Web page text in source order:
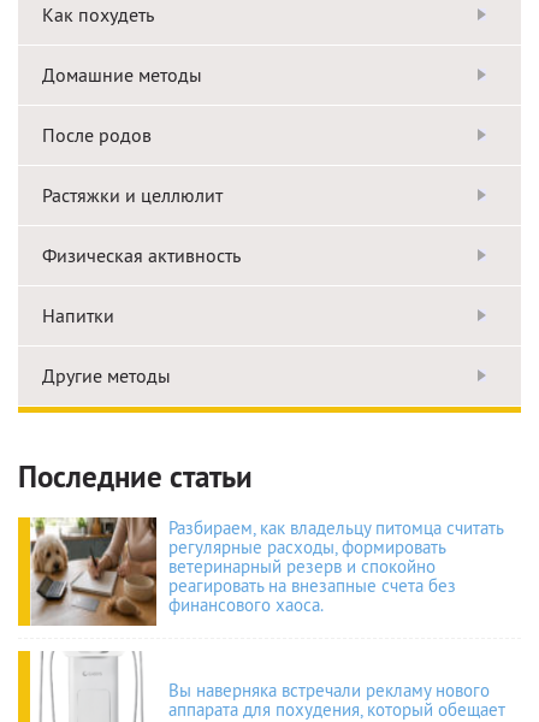
Как похудеть
Домашние методы
После родов
Растяжки и целлюлит
Физическая активность
Напитки
Другие методы
Последние статьи
Разбираем, как владельцу питомца считать
регулярные расходы, формировать
ветеринарный резерв и спокойно
реагировать на внезапные счета без
финансового хаоса.
Вы наверняка встречали рекламу нового
аппарата для похудения, который обещает